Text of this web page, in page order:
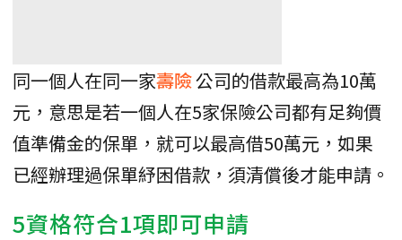
同一個人在同一家壽險公司的借款最高為10萬
元，意思是若一個人在5家保險公司都有足夠價
值準備金的保單，就可以最高借50萬元，如果
已經辦理過保單紓困借款，須清償後才能申請。
5資格符合1項即可申請